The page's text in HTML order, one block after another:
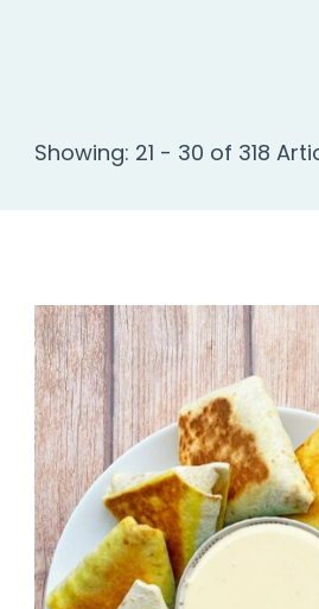
Showing: 21 - 30 of 318